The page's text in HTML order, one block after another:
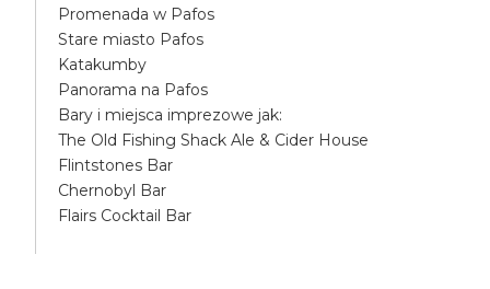
Promenada w Pafos
Stare miasto Pafos
Katakumby
Panorama na Pafos
Bary i miejsca imprezowe jak:
The Old Fishing Shack Ale & Cider House
Flintstones Bar
Chernobyl Bar
Flairs Cocktail Bar